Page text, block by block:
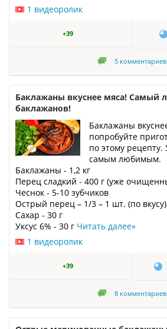
1 видеоролик
+39
5 комментариев
Баклажаны вкуснее мяса! Самый
баклажанов!
Баклажаны
попробуйте
по этому рецепту.
самым любимым.
Баклажаны - 1,2 кг
Перец сладкий - 400 г (уже
Чеснок - 5-10 зубчиков
Острый перец – 1/3 – 1 шт. (по вкусу)
Сахар - 30 г
Уксус 6% - 30 г Читать далее»
1 видеоролик
+39
8 комментариев